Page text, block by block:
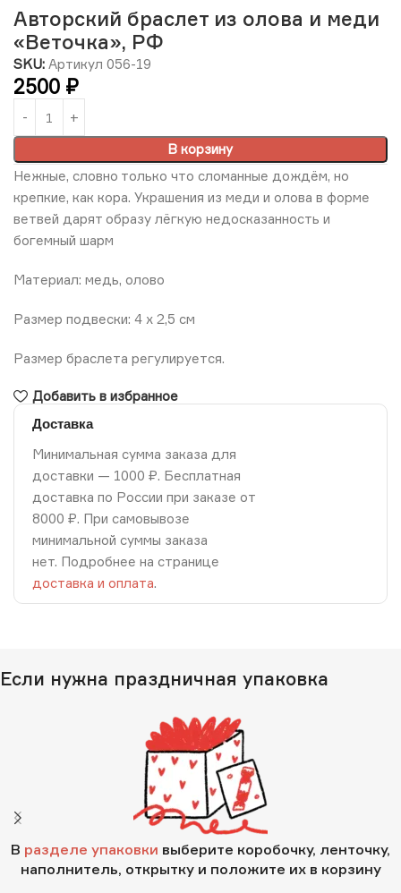
Авторский браслет из олова и меди
«Веточка», РФ
SKU: Артикул 056-19
2500 ₽
В корзину
Нежные, словно только что сломанные дождём, но
крепкие, как кора. Украшения из меди и олова в форме
ветвей дарят образу лёгкую недосказанность и
богемный шарм
Материал: медь, олово
Размер подвески: 4 х 2,5 см
Размер браслета регулируется.
Добавить в избранное
Доставка
Минимальная сумма заказа для
доставки — 1000 ₽. Бесплатная
доставка по России при заказе от
8000 ₽. При самовывозе
минимальной суммы заказа
нет. Подробнее на странице
доставка и оплата.
Если нужна праздничная упаковка
В разделе упаковки выберите коробочку, ленточку,
наполнитель, открытку и положите их в корзину